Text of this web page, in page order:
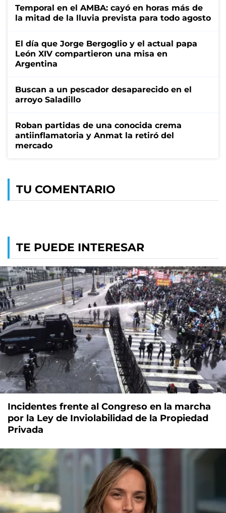
Temporal en el AMBA: cayó en horas más de
la mitad de la lluvia prevista para todo agosto
El día que Jorge Bergoglio y el actual papa
León XIV compartieron una misa en
Argentina
Buscan a un pescador desaparecido en el
arroyo Saladillo
Roban partidas de una conocida crema
antiinflamatoria y Anmat la retiró del
mercado
TU COMENTARIO
TE PUEDE INTERESAR
Incidentes frente al Congreso en la marcha
por la Ley de Inviolabilidad de la Propiedad
Privada